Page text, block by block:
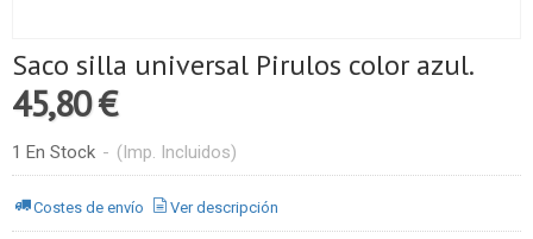
Saco silla universal Pirulos color azul.
45,80 €
1 En Stock - (Imp. Incluidos)
Costes de envío Ver descripción